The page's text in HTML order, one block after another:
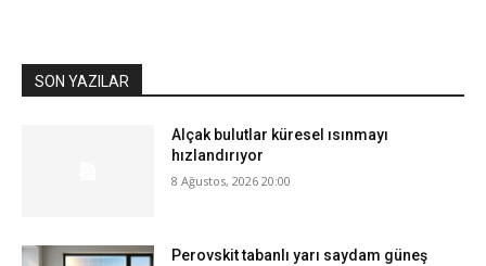
SON YAZILAR
Alçak bulutlar küresel ısınmayı
hızlandırıyor
8 Ağustos, 2026 20:00
Perovskit tabanlı yarı saydam güneş